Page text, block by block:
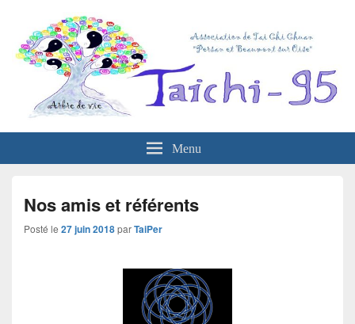
Menu
Nos amis et référents
Posté le 27 juin 2018parTaiPer